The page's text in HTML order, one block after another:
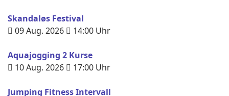
Skandaløs Festival
09 Aug. 2026
14:00 Uhr
Aquajogging 2 Kurse
10 Aug. 2026
17:00 Uhr
Jumping Fitness Intervall